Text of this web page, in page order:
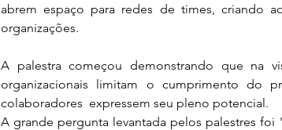
abrem espaço para redes de times, criando
organizações.
A palestra começou demonstrando que na
organizacionais limitam o cumprimento do
colaboradores  expressem seu pleno potencial.
A grande pergunta levantada pelos palestres